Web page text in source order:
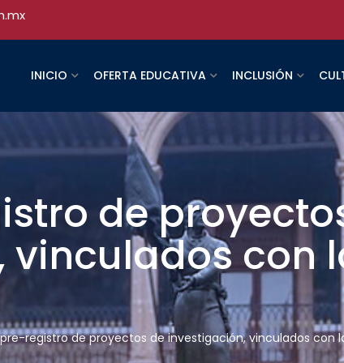
INICIO OFERTA EDUCATIVA INCLUSIÓN
de
con
registro de proyectos de investigación, vinculados con